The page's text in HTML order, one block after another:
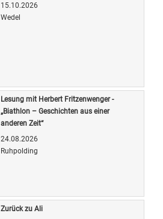
15.10.2026
Wedel
Lesung mit Herbert Fritzenwenger -
„Biathlon – Geschichten aus einer
anderen Zeit“
24.08.2026
Ruhpolding
Zurück zu Ali